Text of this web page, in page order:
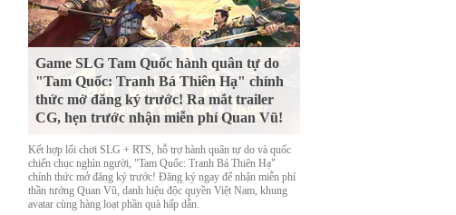
Game SLG Tam Quốc hành quân tự do
"Tam Quốc: Tranh Bá Thiên Hạ" chính
thức mở đăng ký trước! Ra mắt trailer
CG, hẹn trước nhận miễn phí Quan Vũ!
Kết hợp lối chơi SLG + RTS, hỗ trợ hành quân tự do và quốc
chiến chục nghìn người, "Tam Quốc: Tranh Bá Thiên Hạ"
chính thức mở đăng ký trước! Đăng ký ngay để nhận miễn phí
thần tướng Quan Vũ, danh hiệu độc quyền Việt Nam, khung
avatar cùng hàng loạt phần quà hấp dẫn.